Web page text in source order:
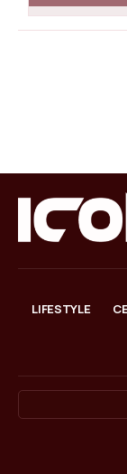
LIFESTYLE